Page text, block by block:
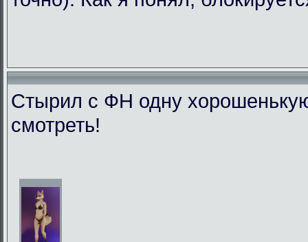
Стырил с ФН одну
смотреть!